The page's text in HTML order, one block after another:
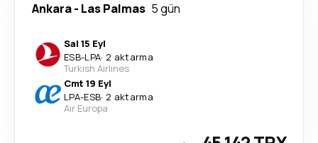
Ankara- Las Palmas 5 gün
Sal 15 Eyl
ESB-LPA· 2 aktarma
Turkish Airlines
Cmt 19 Eyl
LPA-ESB· 2 aktarma
Air Europa